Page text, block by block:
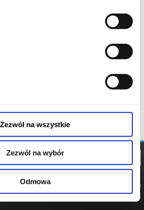
Zezwól na wszystkie
Zezwól na wybór
Odmowa
POLITYKA
POLITYKA